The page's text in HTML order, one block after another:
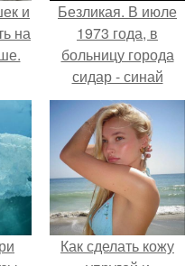
и
на
Безликая. В июле
1973 года, в
больницу города
сидар - синай
явилась женщина в
белом халате,
покрытом кровью.
Как сделать кожу